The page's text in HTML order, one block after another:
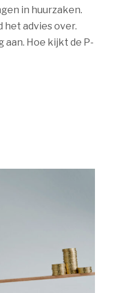
in huurzaken.
het advies over.
aan. Hoe kijkt de P-